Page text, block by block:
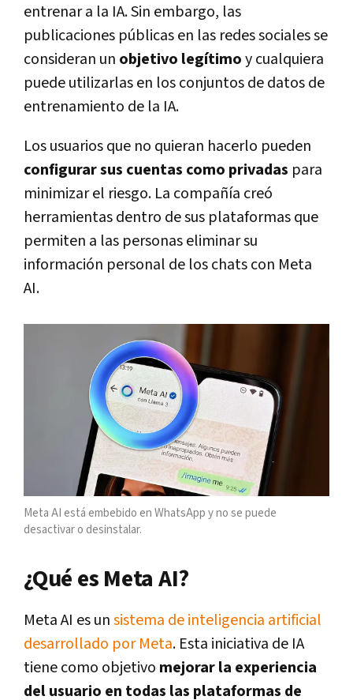
entrenar a la IA. Sin embargo, las
publicaciones públicas en las redes sociales se
consideran un objetivo legítimoy cualquiera
puede utilizarlas en los conjuntos de datos de
entrenamiento de la IA.
Los usuarios que no quieran hacerlo pueden
configurar sus cuentas como privadas para
minimizar el riesgo. La compañía creó
herramientas dentro de sus plataformas que
permiten a las personas eliminar su
información personal de los chats con Meta
AI.
Meta AI está embebido en WhatsApp y no se puede
desactivar o desinstalar.
¿Qué es Meta AI?
Meta AI es unsistema de inteligencia artificial
desarrollado por Meta. Esta iniciativa de IA
tiene como objetivo mejorar la experiencia
del usuario en todas las plataformas de